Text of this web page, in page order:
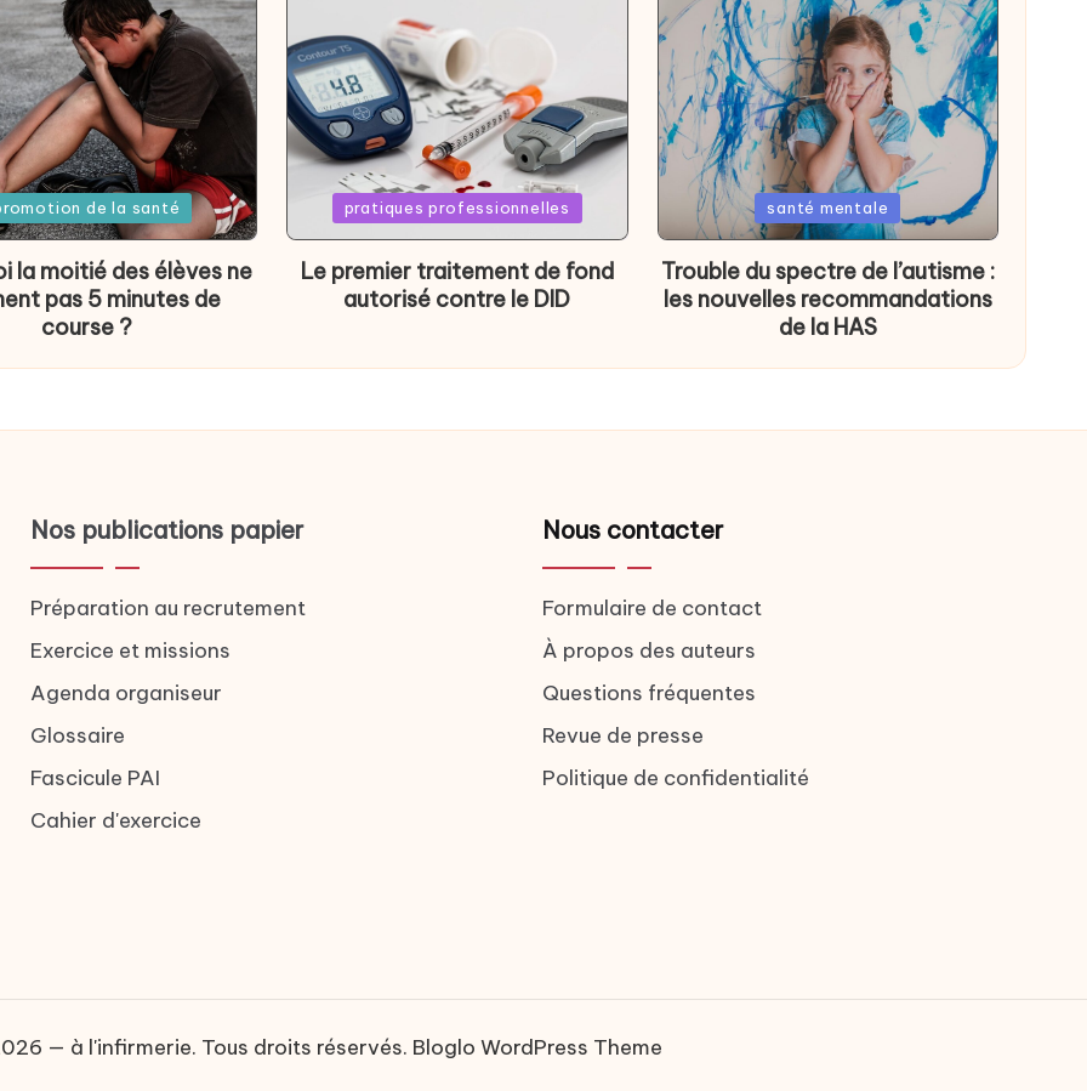
de la santé
la moitié des élèves ne
pas 5 minutes de
course ?
Posted
in
pratiques professionnelles
Le premier traitement de fond
autorisé contre le DID
Posted
in
santé mentale
Trouble du spectre de l’autisme :
les nouvelles recommandations
de la HAS
Nos publications papier
Préparation au recrutement
Exercice et missions
Agenda organiseur
Glossaire
Fascicule PAI
Cahier d'exercice
Nous contacter
Formulaire de contact
À propos des auteurs
Questions fréquentes
Revue de presse
Politique de confidentialité
— à l'infirmerie. Tous droits réservés. Bloglo WordPress Theme